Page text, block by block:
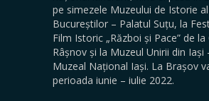
pe simezele Muzeului de Istorie
Bucureștilor – Palatul Suțu, la
Film Istoric „Război și Pace” de
Râșnov și la Muzeul Unirii din Iași
Muzeal Național Iași. La Brașov
perioada iunie – iulie 2022.